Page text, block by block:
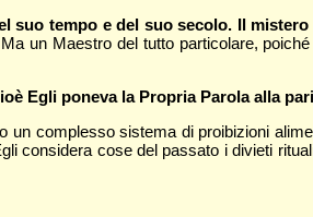
tempo e del suo secolo. Il
un Maestro del tutto particolare,
Egli poneva la Propria Parola alla
complesso sistema di proibizioni
considera cose del passato i divieti